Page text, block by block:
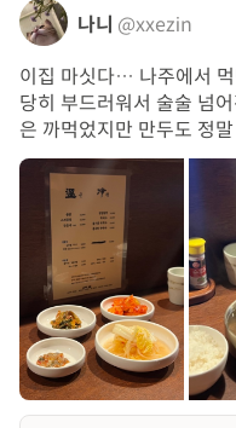
나니 @xxezin
이집 마싯다… 나주에서
당히 부드러워서 술술 넘
은 까먹었지만 만두도 정